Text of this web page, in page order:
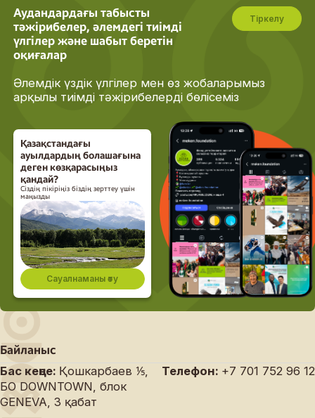
Аудандардағы табысты
тәжірибелер, әлемдегі тиімді
үлгілер және шабыт беретін
оқиғалар
Әлемдік үздік үлгілер мен өз жобаларымыз
арқылы тиімді тәжірибелерді бөлісеміз
Тіркелу
Қазақстандағы
ауылдардың болашағына
деген көзқарасыңыз
қандай?
Сіздің пікіріңіз біздің зерттеу үшін
маңызды
Сауалнаманы өту
Байланыс
Бас кеңсе: Қошкарбаев ⅕,
БО DOWNTOWN, блок
GENEVA, 3 қабат
Телефон: +7 701 752 96 12